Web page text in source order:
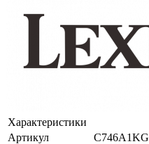
Характеристики
Артикул
C746A1KG